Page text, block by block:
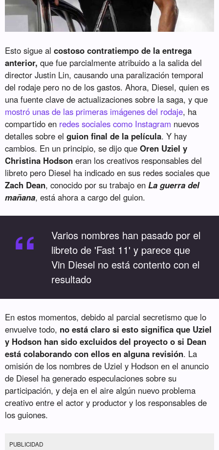
Esto sigue alcostoso contratiempo de la entrega
anterior, que fue parcialmente atribuido a la salida del
director Justin Lin, causando una paralización temporal
del rodaje pero no de los gastos. Ahora, Diesel, quien es
una fuente clave de actualizaciones sobre la saga, y que
mostró unas de las primeras imágenes del rodaje, ha
compartido en redes sociales como Instagram nuevos
detalles sobre elguion final de la película. Y hay
cambios. En un principio, se dijo queOren Uziel y
Christina Hodson eran los creativos responsables del
libreto pero Diesel ha indicado en sus redes sociales que
Zach Dean, conocido por su trabajo enLa guerra del
mañana, está ahora a cargo del guion.
“
Varios nombres han pasado por el
libreto de 'Fast 11' y parece que
Vin Diesel no está contento con el
resultado
En estos momentos, debido al parcial secretismo que lo
envuelve todo, no está claro si esto significa que Uziel
y Hodson han sido excluidos del proyecto o si Dean
está colaborando con ellos en alguna revisión. La
omisión de los nombres de Uziel y Hodson en el anuncio
de Diesel ha generado especulaciones sobre su
participación, y deja en el aire algún nuevo problema
creativo entre el actor y productor y los responsables de
los guiones.
PUBLICIDAD